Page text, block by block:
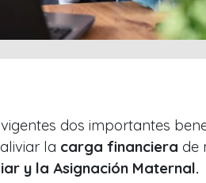
dos importantes
la carga financiera de
y la Asignación Maternal.